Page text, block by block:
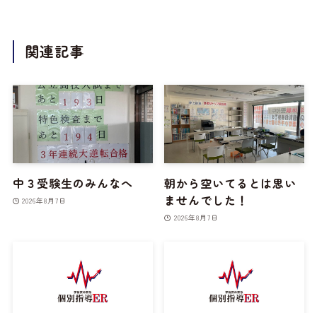
関連記事
中３受験生のみんなへ
2026年8月7日
朝から空いてるとは思い
ませんでした！
2026年8月7日